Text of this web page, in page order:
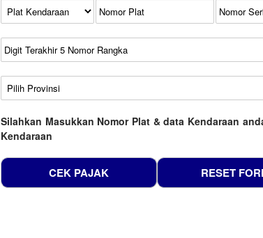
Kode Plat Kendaraan
No Plat
No Seri
No Rangka
Wilayah
Silahkan Masukkan Nomor Plat & data Kendaraan
Kendaraan